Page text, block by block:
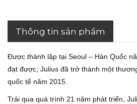
Thông tin sản phẩm
Được thành lập tại Seoul – Hàn Quốc
đạt được, Julius đã trở thành một
quốc tế năm 2015.
Trải qua quá trình 21 năm phát triển,